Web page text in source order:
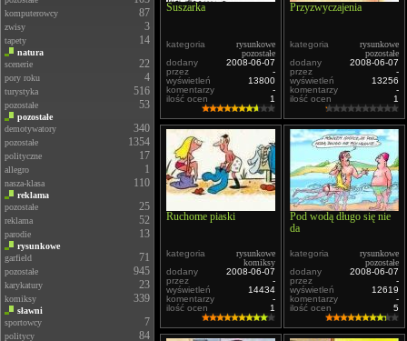
komputerowcy 87
zwisy 3
tapety 14
natura
scenerie
22
pory roku 4
turystyka 516
pozostałe 53
pozostałe
demotywatory
340
pozostałe 1354
polityczne 17
allegro 1
nasza-klasa 110
reklama
pozostałe
25
reklama 52
parodie 13
rysunkowe
garfield
71
pozostałe 945
karykatury 23
komiksy 339
sławni
sportowcy
7
politycy 84
Suszarka
kategoria
rysunkowe
pozostałe
dodany
2008-06-07
przez
-
wyświetleń
13800
komentarzy
-
ilość ocen
1
Przyzwyczajenia
kategoria
rysunkowe
pozostałe
dodany
2008-06-07
przez
-
wyświetleń
13256
komentarzy
-
ilość ocen
1
Ruchome piaski
kategoria
rysunkowe
komiksy
dodany
2008-06-07
przez
-
wyświetleń
14434
komentarzy
-
ilość ocen
1
Pod wodą długo się nie
da
kategoria
rysunkowe
pozostałe
dodany
2008-06-07
przez
-
wyświetleń
12619
komentarzy
-
ilość ocen
5